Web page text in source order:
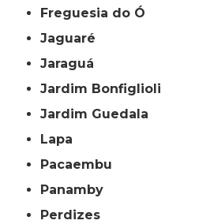
Freguesia do Ó
Jaguaré
Jaraguá
Jardim Bonfiglioli
Jardim Guedala
Lapa
Pacaembu
Panamby
Perdizes